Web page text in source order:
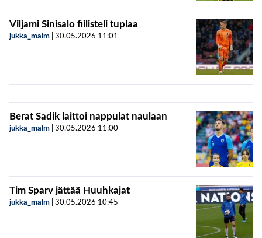
Viljami Sinisalo fiilisteli tuplaa
jukka_malm 30.05.2026 11:01
Berat Sadik laittoi nappulat naulaan
jukka_malm 30.05.2026 11:00
Tim Sparv jättää Huuhkajat
jukka_malm 30.05.2026 10:45